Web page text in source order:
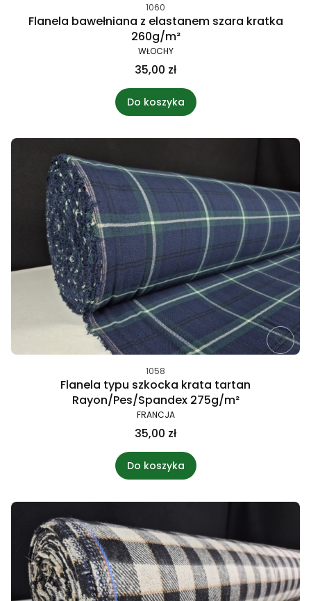
1060
Flanela bawełniana z elastanem szara kratka
260g/m²
WŁOCHY
35,00 zł
Do koszyka
1058
Flanela typu szkocka krata tartan
Rayon/Pes/Spandex 275g/m²
FRANCJA
35,00 zł
Do koszyka